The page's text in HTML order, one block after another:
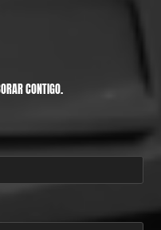
CONTIGO.